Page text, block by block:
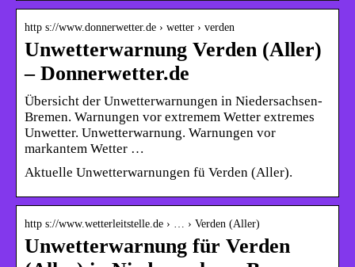
http s://www.donnerwetter.de › wetter › verden
Unwetterwarnung Verden (Aller)
– Donnerwetter.de
Übersicht der Unwetterwarnungen in Niedersachsen-
Bremen. Warnungen vor extremem Wetter extremes
Unwetter. Unwetterwarnung. Warnungen vor
markantem Wetter …
Aktuelle Unwetterwarnungen fü Verden (Aller).
http s://www.wetterleitstelle.de › … › Verden (Aller)
Unwetterwarnung für Verden